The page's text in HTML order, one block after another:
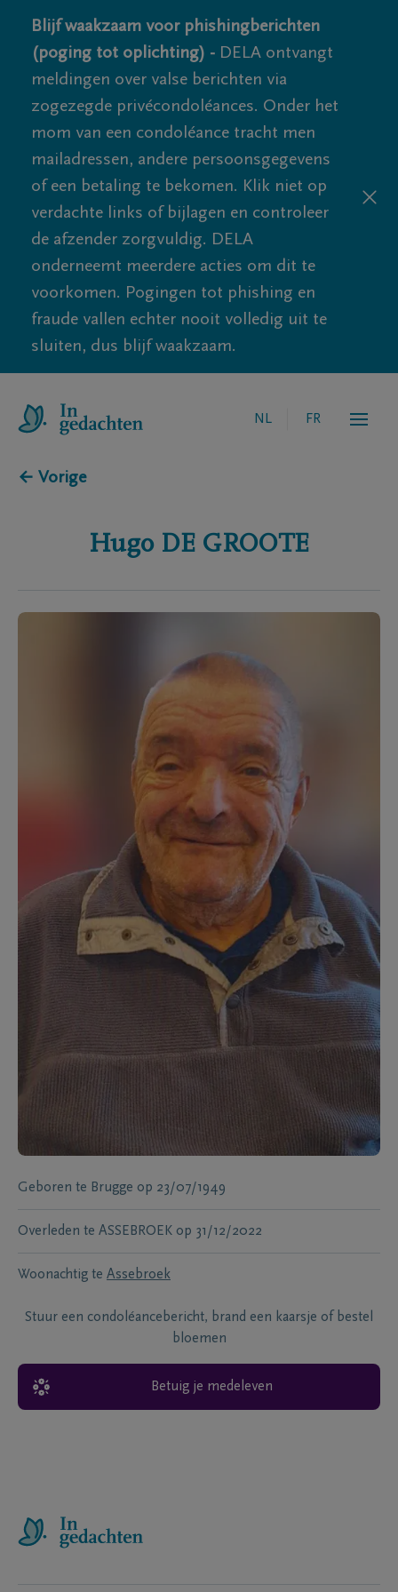
Blijf waakzaam voor phishingberichten
(poging tot oplichting) - DELA ontvangt
meldingen over valse berichten via
zogezegde privécondoléances. Onder het
mom van een condoléance tracht men
mailadressen, andere persoonsgegevens
of een betaling te bekomen. Klik niet op
verdachte links of bijlagen en controleer
de afzender zorgvuldig. DELA
onderneemt meerdere acties om dit te
voorkomen. Pogingen tot phishing en
fraude vallen echter nooit volledig uit te
sluiten, dus blijf waakzaam.
NL FR
← Vorige
Hugo DE GROOTE
Geboren te Brugge op 23/07/1949
Overleden te ASSEBROEK op 31/12/2022
Woonachtig te Assebroek
Stuur een condoléancebericht, brand een kaarsje of bestel
bloemen
Betuig je medeleven